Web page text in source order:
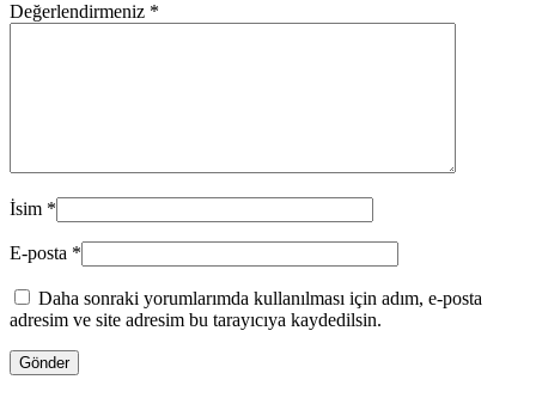
Değerlendirmeniz *
İsim *
E-posta *
Daha sonraki yorumlarımda kullanılması için adım, e-posta
adresim ve site adresim bu tarayıcıya kaydedilsin.